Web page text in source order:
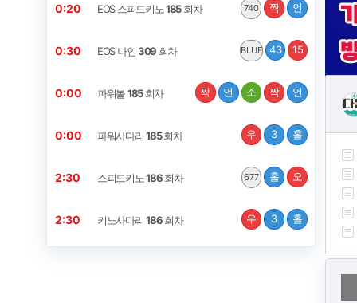
0:20 EOS 스피드키노185회차 740 짝 언
0:30 EOS 나인309 회차 BLUE 43 15
0:00 파워볼185회차 짝 언 소 짝 언
0:00 파워사다리185회차 우 3 홀
2:30 스피드키노186회차 677 홀 오
2:30 키노사다리186회차 우 3 홀